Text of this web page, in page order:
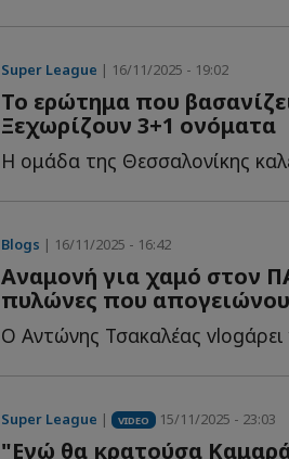
Super League | 16/11/2025 - 19:02
Το ερώτημα που
Ξεχωρίζουν 3+1 ονόματα
Η ομάδα της Θεσσαλονίκης
Blogs | 16/11/2025 - 16:42
Αναμονή για χαμό στον
πυλώνες που
Super League | VIDEO 15/11/2025 - 23:03
"Εγώ θα κρατούσα